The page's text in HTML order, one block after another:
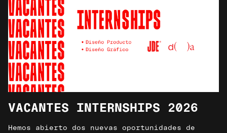
VACANTES INTERNSHIPS 2026
Hemos abierto dos nuevas oportunidades de